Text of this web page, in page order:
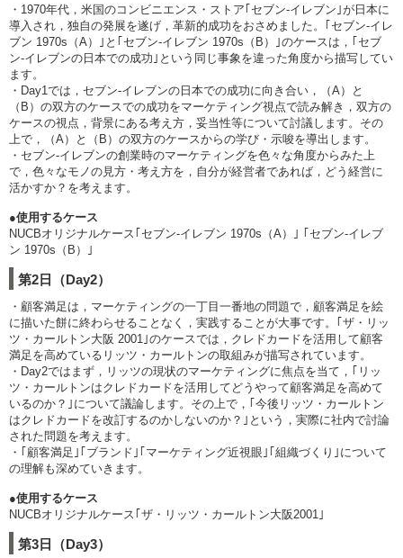
・1970年代，米国のコンビニエンス・ストア｢セブン-イレブン｣が日本に
導入され，独自の発展を遂げ，革新的成功をおさめました。｢セブン-イレ
ブン 1970s（A）｣と｢セブン-イレブン 1970s（B）｣のケースは，｢セブ
ン-イレブンの日本での成功｣という同じ事象を違った角度から描写してい
ます。
・Day1では，セブン-イレブンの日本での成功に向き合い，（A）と
（B）の双方のケースでの成功をマーケティング視点で読み解き，双方の
ケースの視点，背景にある考え方，妥当性等について討議します。その
上で，（A）と（B）の双方のケースからの学び・示唆を導出します。
・セブン-イレブンの創業時のマーケティングを色々な角度からみた上
で，色々なモノの見方・考え方を，自分が経営者であれば，どう経営に
活かすか？を考えます。
●使用するケース
NUCBオリジナルケース｢セブン-イレブン 1970s（A）｣ ｢セブン-イレブ
ン 1970s（B）｣
第2日（Day2）
・顧客満足は，マーケティングの一丁目一番地の問題で，顧客満足を絵
に描いた餅に終わらせることなく，実践することが大事です。｢ザ・リッ
ツ・カールトン大阪 2001｣のケースでは，クレドカードを活用して顧客
満足を高めているリッツ・カールトンの取組みが描写されています。
・Day2ではまず，リッツの現状のマーケティングに焦点を当て，｢リッ
ツ・カールトンはクレドカードを活用してどうやって顧客満足を高めて
いるのか？｣について議論します。その上で，｢今後リッツ・カールトン
はクレドカードを改訂するのかしないのか？｣という，実際に社内で討論
された問題を考えます。
・｢顧客満足｣｢ブランド｣｢マーケティング近視眼｣｢組織づくり｣について
の理解も深めていきます。
●使用するケース
NUCBオリジナルケース｢ザ・リッツ・カールトン大阪2001｣
第3日（Day3）